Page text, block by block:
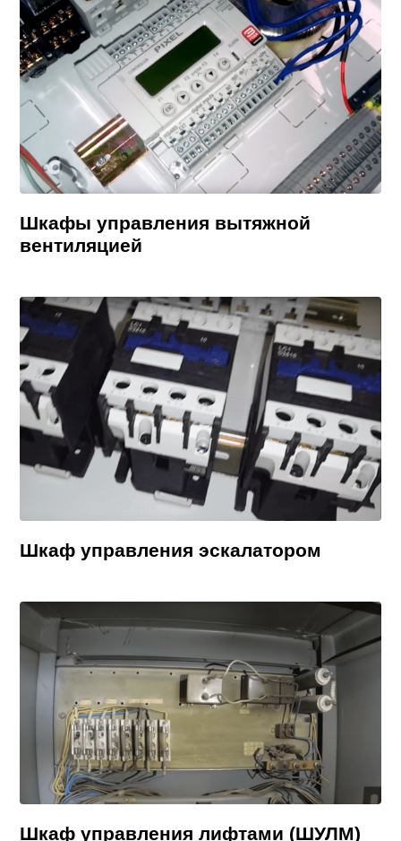
Шкафы управления вытяжной
вентиляцией
Шкаф управления эскалатором
Шкаф управления лифтами (ШУЛМ)